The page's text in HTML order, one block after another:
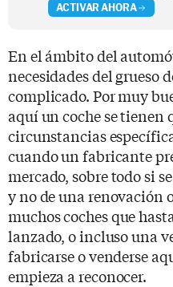
ACTIVAR AHORA
En el ámbito del
necesidades del grueso
complicado. Por muy
aquí un coche se tienen
circunstancias
cuando un fabricante
mercado, sobre todo si
y no de una renovación
muchos coches que
lanzado, o incluso una
fabricarse o venderse
empieza a reconocer.